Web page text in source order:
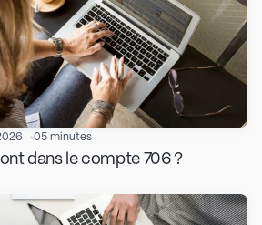
05 minutes
dans le compte 706 ?